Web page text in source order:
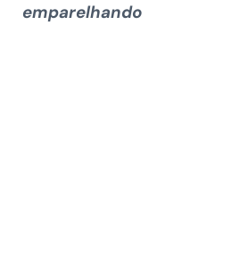
emparelhando